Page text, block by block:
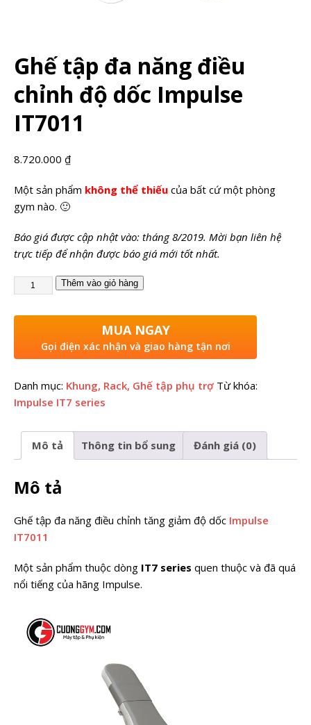
Ghế tập đa năng điều
chỉnh độ dốc Impulse
IT7011
8.720.000 ₫
Một sản phẩm không thể thiếu của bất cứ một phòng
gym nào. 🙂
Báo giá được cập nhật vào: tháng 8/2019. Mời bạn liên hệ
trực tiếp để nhận được báo giá mới tốt nhất.
Thêm vào giỏ hàng
MUA NGAY
Gọi điện xác nhận và giao hàng tận nơi
Danh mục: Khung, Rack, Ghế tập phụ trợ Từ khóa:
Impulse IT7 series
Mô tả Thông tin bổ sung Đánh giá (0)
Mô tả
Ghế tập đa năng điều chỉnh tăng giảm độ dốc Impulse
IT7011
Một sản phẩm thuộc dòng IT7 series quen thuộc và đã quá
nổi tiếng của hãng Impulse.